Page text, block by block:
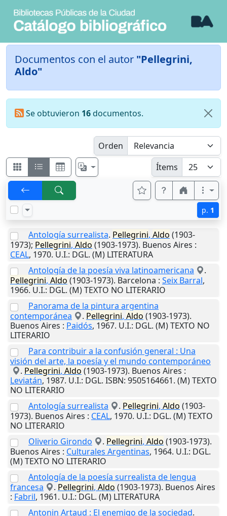
Documentos con el autor "Pellegrini,
Aldo"
Se obtuvieron 16documentos.
Orden
Ítems
p. 1
Antología surrealista. Pellegrini, Aldo (1903-
1973); Pellegrini, Aldo (1903-1973). Buenos Aires :
CEAL, 1970. U.I.: DGL. (M) LITERATURA
Antología de la poesía viva latinoamericana
.
Pellegrini, Aldo (1903-1973). Barcelona : Seix Barral,
1966. U.I.: DGL. (M) TEXTO NO LITERARIO
Panorama de la pintura argentina
contemporánea
. Pellegrini, Aldo (1903-1973).
Buenos Aires : Paidós, 1967. U.I.: DGL. (M) TEXTO NO
LITERARIO
Para contribuir a la confusión general : Una
visión del arte, la poesía y el mundo contemporáneo
. Pellegrini, Aldo (1903-1973). Buenos Aires :
Leviatán, 1987. U.I.: DGL. ISBN: 9505164661. (M) TEXTO
NO LITERARIO
Antología surrealista
. Pellegrini, Aldo (1903-
1973). Buenos Aires : CEAL, 1970. U.I.: DGL. (M) TEXTO
NO LITERARIO
Oliverio Girondo
. Pellegrini, Aldo (1903-1973).
Buenos Aires : Culturales Argentinas, 1964. U.I.: DGL.
(M) TEXTO NO LITERARIO
Antología de la poesía surrealista de lengua
francesa
. Pellegrini, Aldo (1903-1973). Buenos Aires
: Fabril, 1961. U.I.: DGL. (M) LITERATURA
Antonin Artaud : El enemigo de la sociedad.